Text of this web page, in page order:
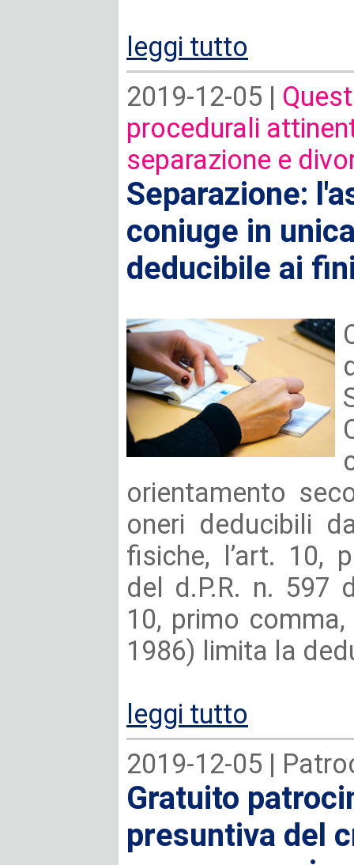
leggi tutto
2019-12-05 |
procedurali
separazione e
Separazione:
coniuge in
deducibile ai
orientamento
oneri deducibili
fisiche, l’art. 10,
del d.P.R. n. 597
10, primo
1986) limita la
leggi tutto
2019-12-05 |
Gratuito
presuntiva del